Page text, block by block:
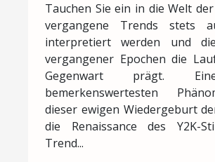
Modewelt
Tauchen Sie ein in die Welt
vergangene Trends stets
interpretiert werden und
vergangener Epochen die
Gegenwart prägt.
bemerkenswertesten
dieser ewigen Wiedergeburt
die Renaissance des Y2K-
Trend...